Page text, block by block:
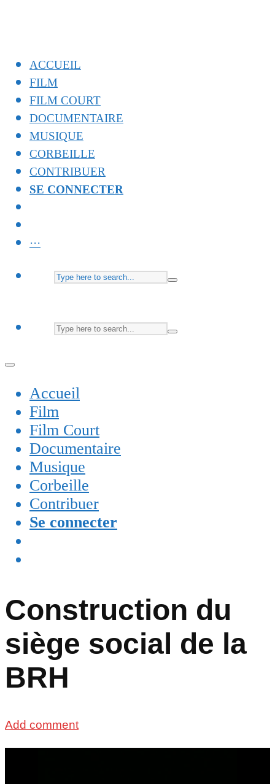
ACCUEIL
FILM
FILM COURT
DOCUMENTAIRE
MUSIQUE
CORBEILLE
CONTRIBUER
SE CONNECTER
···
Accueil
Film
Film Court
Documentaire
Musique
Corbeille
Contribuer
Se connecter
Construction du
siège social de la
BRH
Add comment